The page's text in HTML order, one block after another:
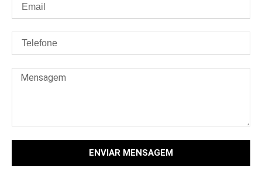
ENVIAR MENSAGEM